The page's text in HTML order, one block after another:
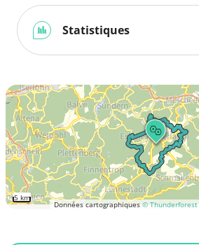
Statistiques
Données cartographiques© Thunderforest
5 km